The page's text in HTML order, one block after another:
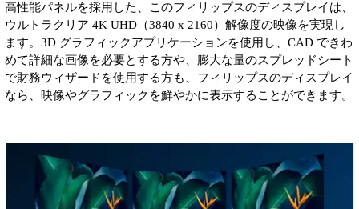
高性能パネルを採用した、このフィリップスのディスプレイは、
ウルトラクリア 4K UHD（3840 x 2160）解像度の映像を実現し
ます。3D グラフィックアプリケーションを使用し、CAD できわ
めて詳細な画像を必要とする方や、膨大な量のスプレッドシート
で財務ウィザードを使用する方も、フィリップスのディスプレイ
なら、映像やグラフィックを鮮やかに表示することができます。